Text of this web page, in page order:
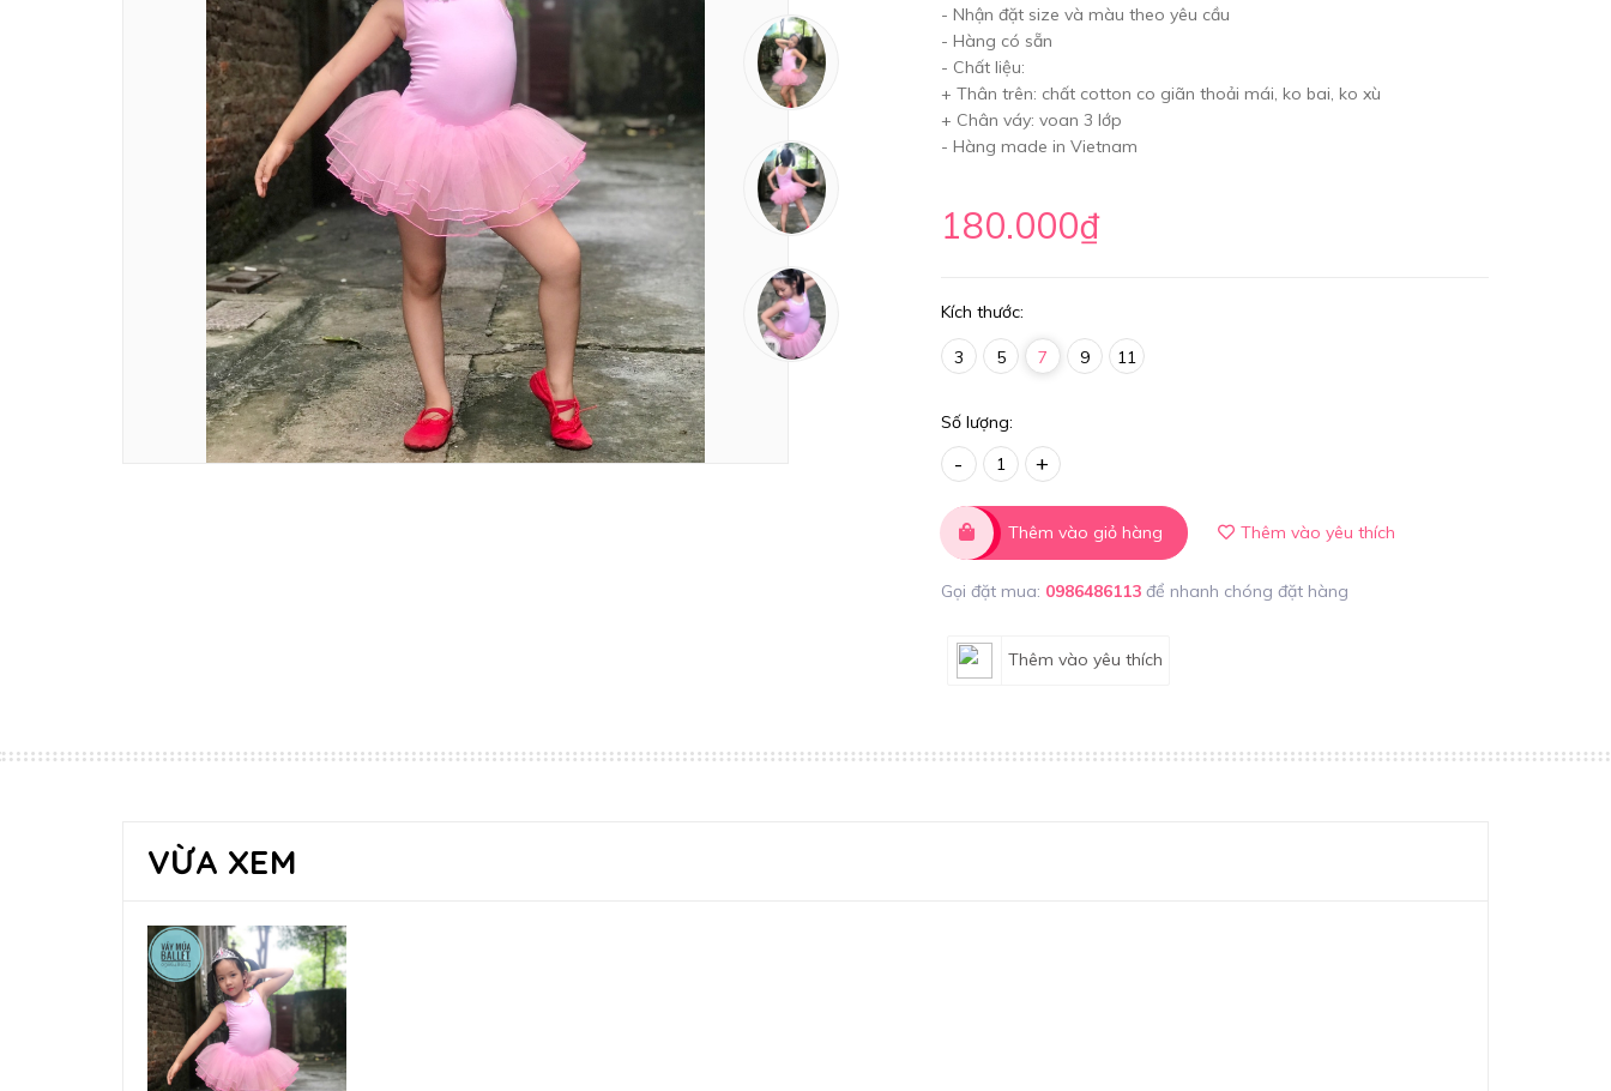
- Nhận đặt size và màu theo yêu cầu
- Hàng có sẵn
- Chất liệu:
+ Thân trên: chất cotton co giãn thoải mái, ko bai, ko xù
+ Chân váy: voan 3 lớp
- Hàng made in Vietnam
180.000₫
Kích thước:
3 5 7 9 11
Số lượng:
- +
Thêm vào giỏ hàng Thêm vào yêu thích
Gọi đặt mua: 0986486113 để nhanh chóng đặt hàng
Thêm vào yêu thích
VỪA XEM